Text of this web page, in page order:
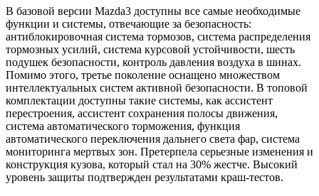
В базовой версии Mazda3 доступны все самые необходимые
функции и системы, отвечающие за безопасность:
антиблокировочная система тормозов, система распределения
тормозных усилий, система курсовой устойчивости, шесть
подушек безопасности, контроль давления воздуха в шинах.
Помимо этого, третье поколение оснащено множеством
интеллектуальных систем активной безопасности. В топовой
комплектации доступны такие системы, как ассистент
перестроения, ассистент сохранения полосы движения,
система автоматического торможения, функция
автоматического переключения дальнего света фар, система
мониторинга мертвых зон. Претерпела серьезные изменения и
конструкция кузова, который стал на 30% жестче. Высокий
уровень защиты подтвержден результатами краш-тестов.